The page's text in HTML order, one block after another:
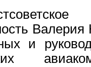
Валерия
и